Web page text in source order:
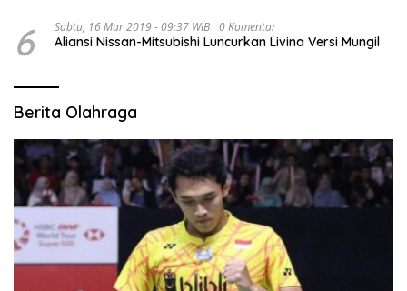
6 Sabtu, 16 Mar 2019 - 09:37 WIB 0 Komentar
Aliansi Nissan-Mitsubishi Luncurkan Livina Versi Mungil
Berita Olahraga